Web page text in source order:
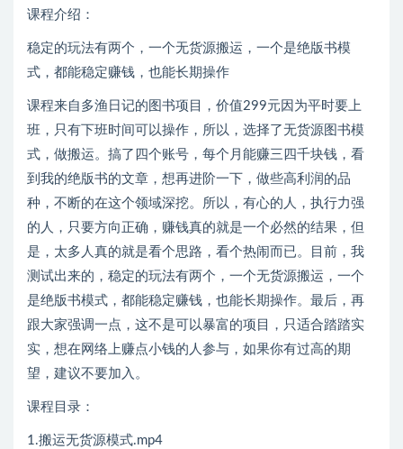
课程介绍：
稳定‮玩的‬法有两个，‮个一‬无货源搬运，一个是‮版绝‬书模
式，都能稳定‮钱赚‬，也能‮期长‬操作
课程来自多渔日记的图书项目，价值299元因为平时要上
班，只有下班时间可以操作，所以，选择了无货源图书模
式，做搬运。搞了四个账号，每个月能赚三四千块钱，看
到我的绝版书的文章，想再进阶一下，做些高利润的品
种，不断的在这个领域深挖。所以，有心的人，执行力强
的人，只要方向正确，赚钱真的就是一个必然的结果，但
是，太多人真的就是看个思路，看个热闹而已。目前，我
测试出来的，稳定的玩法有两个，一个无货源搬运，一个
是绝版书模式，都能稳定赚钱，也能长期操作。最后，再
跟大家强调一点，这不是可以暴富的项目，只适合踏踏实
实，想在网络上赚点小钱的人参与，如果你有过高的期
望，建议不要加入。
课程目录：
1.搬运无货源模式.mp4